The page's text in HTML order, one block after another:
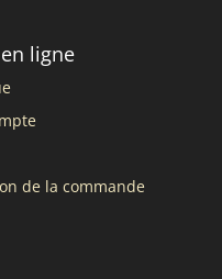
ligne
de la commande